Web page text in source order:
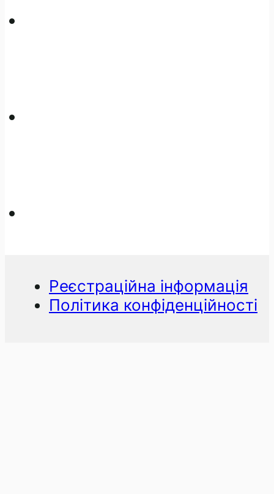
Реєстраційна інформація
Політика конфіденційності